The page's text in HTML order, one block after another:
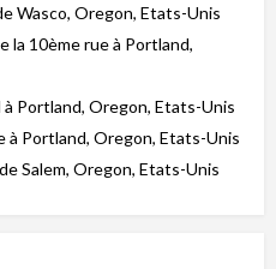
Wasco, Oregon, Etats-Unis
la 10ème rue à Portland,
Portland, Oregon, Etats-Unis
à Portland, Oregon, Etats-Unis
Salem, Oregon, Etats-Unis